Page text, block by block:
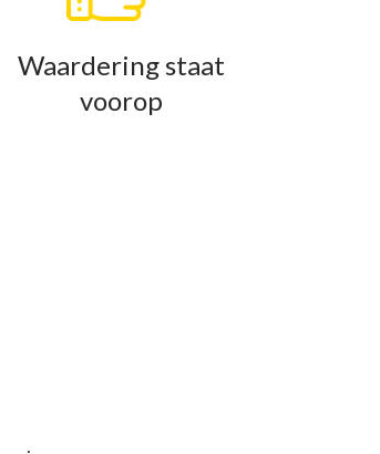
Waardering staat
voorop